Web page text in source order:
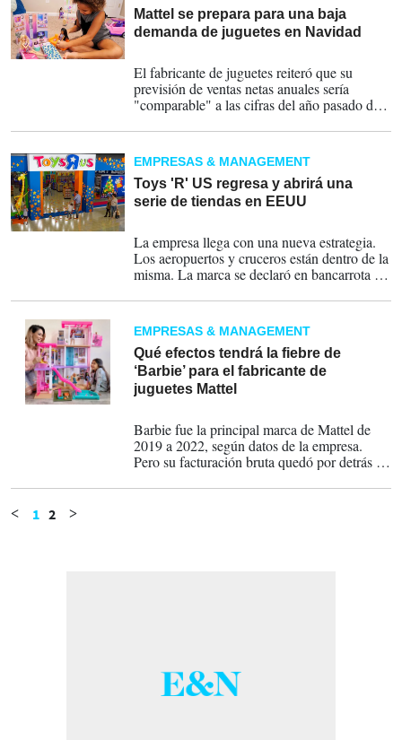
Mattel se prepara para una baja
demanda de juguetes en Navidad
El fabricante de juguetes reiteró que su
previsión de ventas netas anuales sería
"comparable" a las cifras del año pasado de
EMPRESAS & MANAGEMENT
Toys 'R' US regresa y abrirá una
serie de tiendas en EEUU
La empresa llega con una nueva estrategia.
Los aeropuertos y cruceros están dentro de la
misma. La marca se declaró en bancarrota y
EMPRESAS & MANAGEMENT
Qué efectos tendrá la fiebre de
‘Barbie’ para el fabricante de
juguetes Mattel
Barbie fue la principal marca de Mattel de
2019 a 2022, según datos de la empresa.
Pero su facturación bruta quedó por detrás de
< 1 2 >